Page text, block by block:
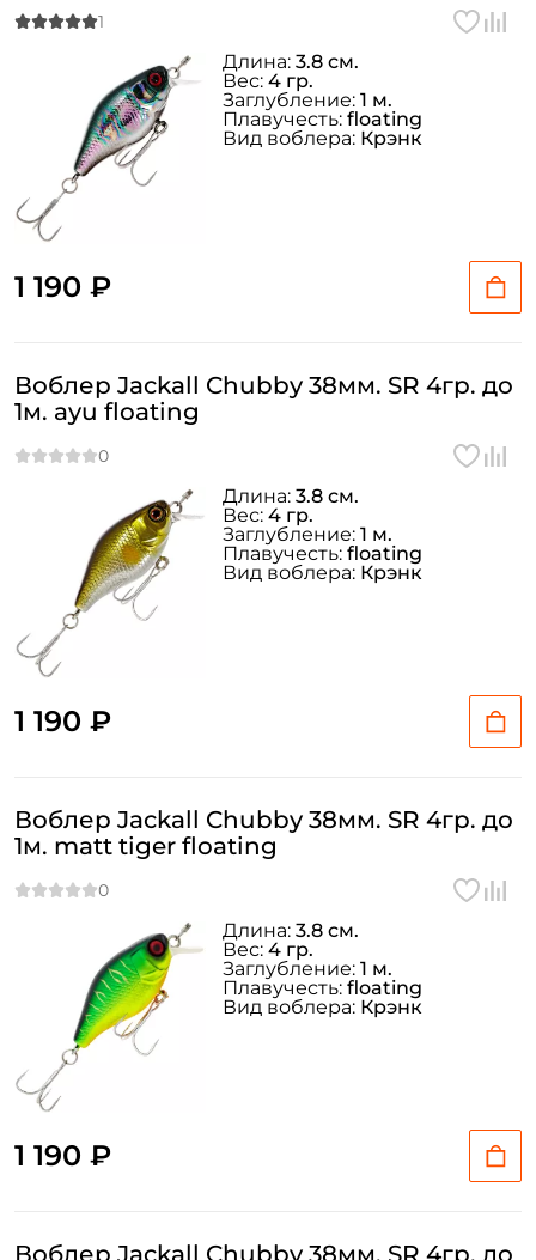
1 190 ₽
Длина: 3.8 см.
Вес: 4 гр.
Заглубление: 1 м.
Плавучесть: floating
Вид воблера: Крэнк
Воблер Jackall Chubby 38мм. SR 4гр. до
1м. ayu floating
1 190 ₽
Длина: 3.8 см.
Вес: 4 гр.
Заглубление: 1 м.
Плавучесть: floating
Вид воблера: Крэнк
Воблер Jackall Chubby 38мм. SR 4гр. до
1м. matt tiger floating
1 190 ₽
Длина: 3.8 см.
Вес: 4 гр.
Заглубление: 1 м.
Плавучесть: floating
Вид воблера: Крэнк
Воблер Jackall Chubby 38мм. SR 4гр. до